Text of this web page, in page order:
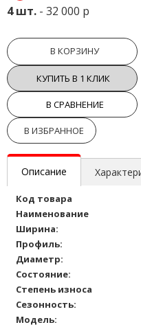
4 шт. - 32 000 р
В КОРЗИНУ
КУПИТЬ В 1 КЛИК
В СРАВНЕНИЕ
В ИЗБРАННОЕ
Описание
Код товара
Наименование
Ширина:
Профиль:
Диаметр:
Состояние:
Степень износа
Сезонность:
Модель: